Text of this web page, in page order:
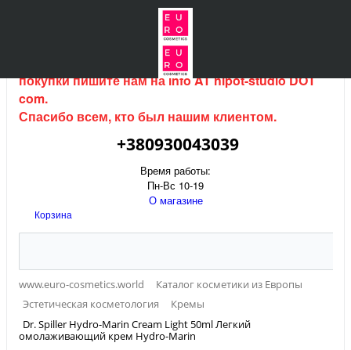
Интернет магазин (данный сайт) продается, для
покупки пишите нам наinfo AT hipot-studio DOT
com.
Спасибо всем, кто был нашим клиентом.
+380930043039
Время работы:
Пн-Вс 10-19
О магазине
Корзина
www.euro-cosmetics.world
Каталог косметики из Европы
Эстетическая косметология
Кремы
Dr. Spiller Hydro-Marin Cream Light 50ml Легкий
омолаживающий крем Hydro-Marin